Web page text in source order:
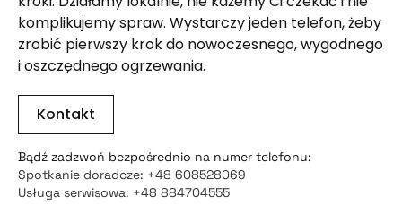
komplikujemy spraw. Wystarczy jeden telefon, żeby
zrobić pierwszy krok do nowoczesnego, wygodnego
i oszczędnego ogrzewania.
Kontakt
Bądź zadzwoń bezpośrednio na numer telefonu:
Spotkanie doradcze: +48 608528069
Usługa serwisowa: +48 884704555